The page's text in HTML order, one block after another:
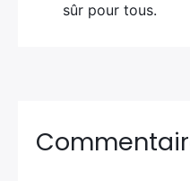
sûr pour tous.